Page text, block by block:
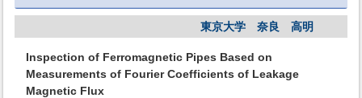
東京大学 奈良 高明
Inspection of Ferromagnetic Pipes Based on
Measurements of Fourier Coefficients of Leakage
Magnetic Flux